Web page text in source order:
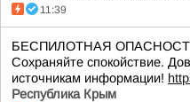
11:39
БЕСПИЛОТНАЯ ОПАСНОСТЬ
Сохраняйте спокойствие.
источникам информации!
Республика Крым